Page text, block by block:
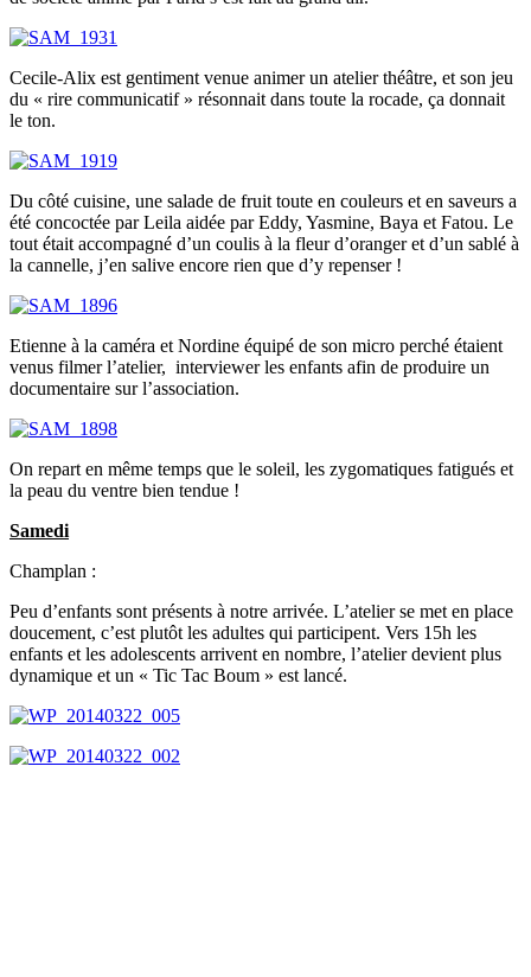
Cecile-Alix est gentiment venue animer un atelier théâtre, et son jeu
du « rire communicatif » résonnait dans toute la rocade, ça donnait
le ton.
Du côté cuisine, une salade de fruit toute en couleurs et en saveurs a
été concoctée par Leila aidée par Eddy, Yasmine, Baya et Fatou. Le
tout était accompagné d’un coulis à la fleur d’oranger et d’un sablé à
la cannelle, j’en salive encore rien que d’y repenser !
Etienne à la caméra et Nordine équipé de son micro perché étaient
venus filmer l’atelier, interviewer les enfants afin de produire un
documentaire sur l’association.
On repart en même temps que le soleil, les zygomatiques fatigués et
la peau du ventre bien tendue !
Samedi
Champlan :
Peu d’enfants sont présents à notre arrivée. L’atelier se met en place
doucement, c’est plutôt les adultes qui participent. Vers 15h les
enfants et les adolescents arrivent en nombre, l’atelier devient plus
dynamique et un « Tic Tac Boum » est lancé.